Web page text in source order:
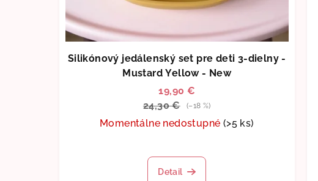
Silikónový jedálenský set pre deti 3-dielny -
Mustard Yellow - New
19,90 €
24,30 €
(–18 %)
Momentálne nedostupné (>5 ks)
hodnotenie
produktu
Detail